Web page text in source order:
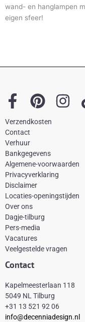
wand- en hanglampen
eigen sfeer!
F
a
c
e
b
o
o
k
-
f
P
i
n
e
r
e
s
t
I
a
r
a
Verzendkosten
Contact
Verhuur
Bankgegevens
Algemene-voorwaarden
Privacyverklaring
Disclaimer
Locaties-openingstijden
Over ons
Dagje-tilburg
Pers-media
Vacatures
Veelgestelde vragen
Contact
Kapelmeesterlaan 118
5049 NL Tilburg
+31 13 521 92 06
info@decenniadesign.nl